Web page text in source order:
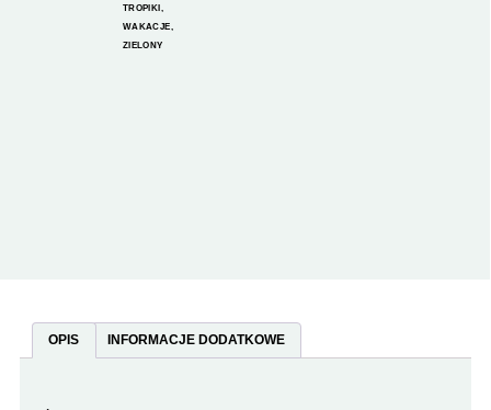
TROPIKI ,
WAKACJE,
ZIELONY
OPIS INFORMACJE DODATKOWE